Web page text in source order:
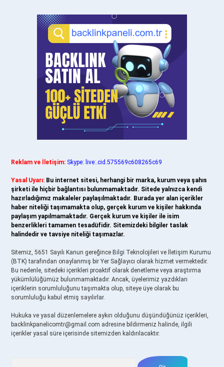
Reklam ve İletişim: Skype: live:.cid.575569c608265c69
Yasal Uyarı: Bu internet sitesi, herhangi bir marka, kurum veya şahıs
şirketi ile hiçbir bağlantısı bulunmamaktadır. Sitede yalnızca kendi
hazırladığımız makaleler paylaşılmaktadır. Burada yer alan içerikler
haber niteliği taşımamakta olup, gerçek kurum ve kişiler hakkında
paylaşım yapılmamaktadır. Gerçek kurum ve kişiler ile isim
benzerlikleri tamamen tesadüfidir. Sitemizdeki bilgiler taslak
halindedir ve tavsiye niteliği taşımazlar.
Sitemiz, 5651 Sayılı Kanun gereğince Bilgi Teknolojileri ve İletişim Kurumu
(BTK) tarafından onaylanmış bir Yer Sağlayıcı olarak hizmet vermektedir.
Bu nedenle, sitedeki içerikleri proaktif olarak denetleme veya araştırma
yükümlülüğümüz bulunmamaktadır. Ancak, üyelerimiz yazdıkları
içeriklerin sorumluluğunu taşımakta olup, siteye üye olarak bu
sorumluluğu kabul etmiş sayılırlar.
Hukuka ve yasal düzenlemelere aykırı olduğunu düşündüğünüz içerikleri,
backlinkpanelicomtr@gmail.com adresine bildirmeniz halinde, ilgili
içerikler yasal süre içerisinde sitemizden kaldırılacaktır.